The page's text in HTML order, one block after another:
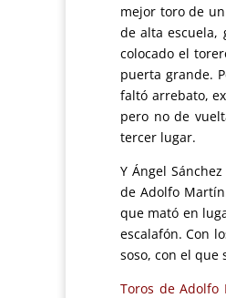
mejor toro de
de alta escuela,
colocado el
puerta grande.
faltó arrebato,
pero no de
tercer lugar.
Y Ángel
de Adolfo
que mató en
escalafón. Con
soso, con el que
Toros de Adolfo